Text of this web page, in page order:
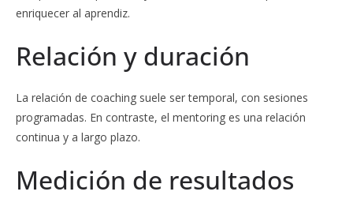
enriquecer al aprendiz.
Relación y duración
La relación de coaching suele ser temporal, con sesiones
programadas. En contraste, el mentoring es una relación
continua y a largo plazo.
Medición de resultados